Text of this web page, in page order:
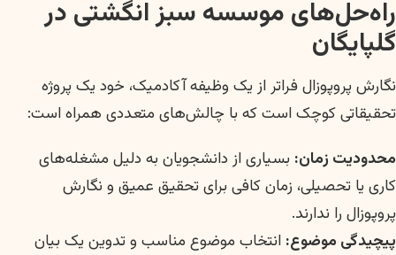
راه‌حل‌های موسسه سبز انگشتی در
گلپایگان
نگارش پروپوزال فراتر از یک وظیفه آکادمیک، خود یک پروژه
تحقیقاتی کوچک است که با چالش‌های متعددی همراه است:
محدودیت زمان: بسیاری از دانشجویان به دلیل مشغله‌های
کاری یا تحصیلی، زمان کافی برای تحقیق عمیق و نگارش
پروپوزال را ندارند.
پیچیدگی موضوع: انتخاب موضوع مناسب و تدوین یک بیان